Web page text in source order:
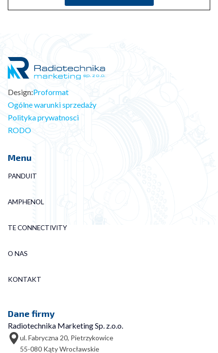
Design:Proformat
Ogólne warunki sprzedaży
Polityka prywatnosci
RODO
Menu
PANDUIT
AMPHENOL
TE CONNECTIVITY
O NAS
KONTAKT
Dane firmy
Radiotechnika Marketing Sp. z.o.o.
ul. Fabryczna 20, Pietrzykowice
55-080 Kąty Wrocławskie